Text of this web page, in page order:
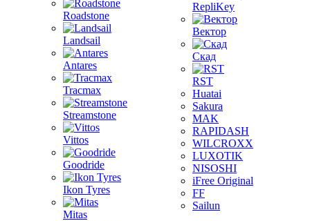
Roadstone
Landsail
Antares
Tracmax
Streamstone
Vittos
Goodride
Ikon Tyres
Mitas
RepliKey
Вектор
Скад
RST
Huatai
Sakura
MAK
RAPIDASH
WILCROXX
LUXOTIK
NISOSHI
iFree Original
FF
Sailun